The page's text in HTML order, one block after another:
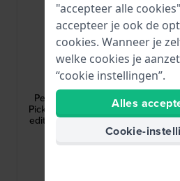
Timex
TW2Y50400
Peanuts x Timex Marlin
Pickleball 38 mm Speciale
editie quartz horloge met
Snoopy wijzerplaat
"accepteer alle
accepteer je ook de
cookies. Wanneer je
welke cookies je
“cookie instellingen”.
Alles
Cookie-